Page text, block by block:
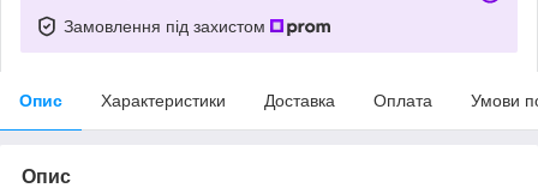
Замовлення під захистом
Опис Характеристики Доставка Оплата Умови
Опис